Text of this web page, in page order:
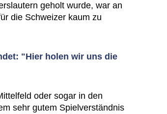
geholt wurde, war an
die Schweizer kaum zu
"Hier holen wir uns die
oder sogar in den
sehr gutem Spielverständnis